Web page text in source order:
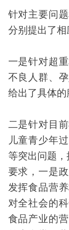
针对主要问
分别提出了相
一是针对超
不良人群、
给出了具体的
二是针对目
儿童青少年
等突出问题，
要求，一是
发挥食品营
对全社会的
食品产业的